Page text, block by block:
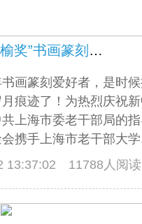
第四届“金榆奖”书画篆刻大赛邀你共创！
画篆刻爱好者，是时
痕迹了！为热烈庆祝
上海市委老干部局的
携手上海市老干部大
13:37:02
11788人阅